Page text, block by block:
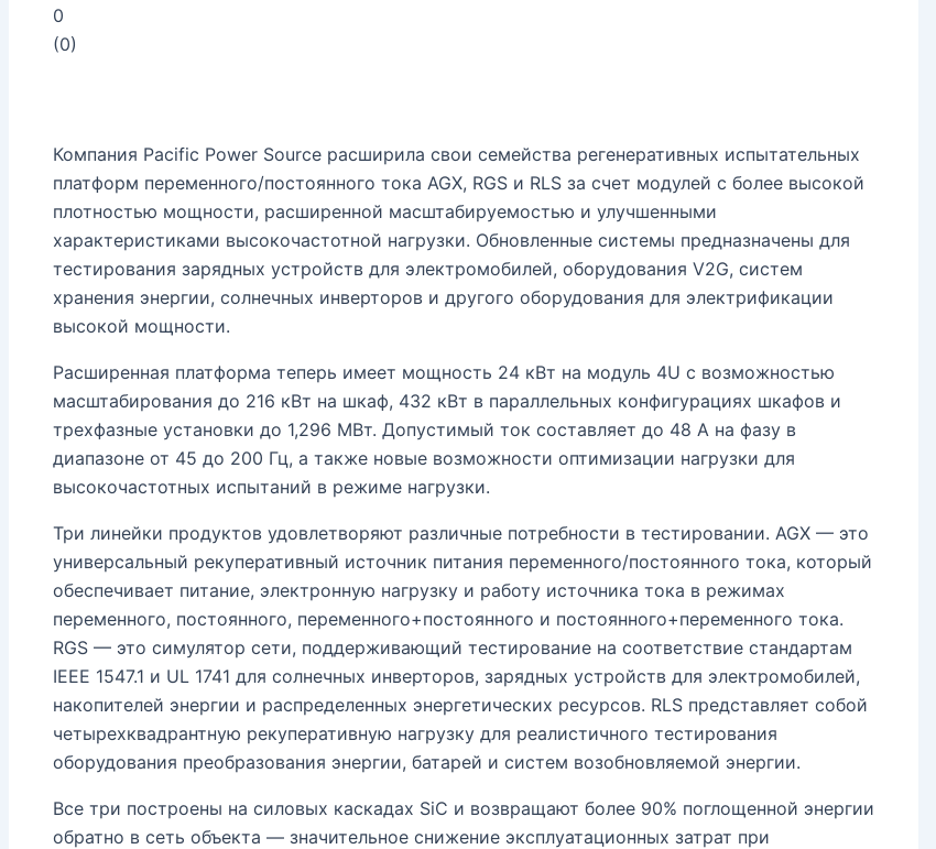
0
(0)
Компания Pacific Power Source расширила свои семейства регенеративных испытательных
платформ переменного/постоянного тока AGX, RGS и RLS за счет модулей с более высокой
плотностью мощности, расширенной масштабируемостью и улучшенными
характеристиками высокочастотной нагрузки. Обновленные системы предназначены для
тестирования зарядных устройств для электромобилей, оборудования V2G, систем
хранения энергии, солнечных инверторов и другого оборудования для электрификации
высокой мощности.
Расширенная платформа теперь имеет мощность 24 кВт на модуль 4U с возможностью
масштабирования до 216 кВт на шкаф, 432 кВт в параллельных конфигурациях шкафов и
трехфазные установки до 1,296 МВт. Допустимый ток составляет до 48 А на фазу в
диапазоне от 45 до 200 Гц, а также новые возможности оптимизации нагрузки для
высокочастотных испытаний в режиме нагрузки.
Три линейки продуктов удовлетворяют различные потребности в тестировании. AGX — это
универсальный рекуперативный источник питания переменного/постоянного тока, который
обеспечивает питание, электронную нагрузку и работу источника тока в режимах
переменного, постоянного, переменного+постоянного и постоянного+переменного тока.
RGS — это симулятор сети, поддерживающий тестирование на соответствие стандартам
IEEE 1547.1 и UL 1741 для солнечных инверторов, зарядных устройств для электромобилей,
накопителей энергии и распределенных энергетических ресурсов. RLS представляет собой
четырехквадрантную рекуперативную нагрузку для реалистичного тестирования
оборудования преобразования энергии, батарей и систем возобновляемой энергии.
Все три построены на силовых каскадах SiC и возвращают более 90% поглощенной энергии
обратно в сеть объекта — значительное снижение эксплуатационных затрат при